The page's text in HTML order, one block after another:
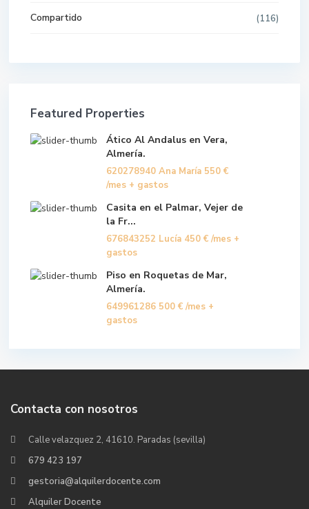
Compartido (116)
Featured Properties
Ático Al Andalus en Vera,
Almería.
620278940 Ana María 550 €
/mes + gastos
Casita en el Palmar, Vejer de
la Fr...
676843252 Lucía 450 € /mes +
gastos
Piso en Roquetas de Mar,
Almería.
649961286 500 € /mes +
gastos
Contacta con nosotros
Calle velazquez 2, 41610. Paradas (sevilla)
679 423 197
gestoria@alquilerdocente.com
Alquiler Docente